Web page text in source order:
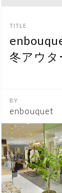
冬アウタ
enbouquet